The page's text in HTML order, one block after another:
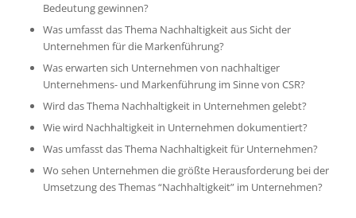
Bedeutung gewinnen?
Was umfasst das Thema Nachhaltigkeit aus Sicht der
Unternehmen für die Markenführung?
Was erwarten sich Unternehmen von nachhaltiger
Unternehmens- und Markenführung im Sinne von CSR?
Wird das Thema Nachhaltigkeit in Unternehmen gelebt?
Wie wird Nachhaltigkeit in Unternehmen dokumentiert?
Was umfasst das Thema Nachhaltigkeit für Unternehmen?
Wo sehen Unternehmen die größte Herausforderung bei der
Umsetzung des Themas “Nachhaltigkeit” im Unternehmen?